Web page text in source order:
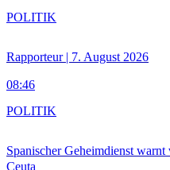
Rapporteur | 7. August 2026
08:46
POLITIK
Spanischer Geheimdienst
Ceuta
POLITIK